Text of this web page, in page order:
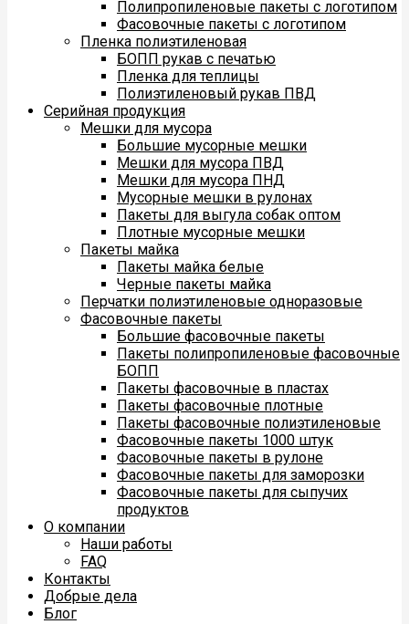
Полипропиленовые пакеты с логотипом
Фасовочные пакеты с логотипом
Пленка полиэтиленовая
БОПП рукав с печатью
Пленка для теплицы
Полиэтиленовый рукав ПВД
Серийная продукция
Мешки для мусора
Большие мусорные мешки
Мешки для мусора ПВД
Мешки для мусора ПНД
Мусорные мешки в рулонах
Пакеты для выгула собак оптом
Плотные мусорные мешки
Пакеты майка
Пакеты майка белые
Черные пакеты майка
Перчатки полиэтиленовые одноразовые
Фасовочные пакеты
Большие фасовочные пакеты
Пакеты полипропиленовые фасовочные
БОПП
Пакеты фасовочные в пластах
Пакеты фасовочные плотные
Пакеты фасовочные полиэтиленовые
Фасовочные пакеты 1000 штук
Фасовочные пакеты в рулоне
Фасовочные пакеты для заморозки
Фасовочные пакеты для сыпучих
продуктов
О компании
Наши работы
FAQ
Контакты
Добрые дела
Блог